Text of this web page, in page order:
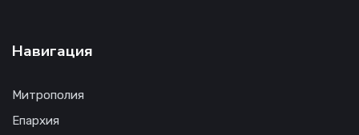
Навигация
Митрополия
Епархия